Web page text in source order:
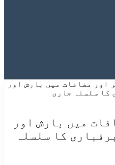
اور مضافات میں بارش اور
کا سلسلہ جاری
میں بارش اور
کا سلسلہ